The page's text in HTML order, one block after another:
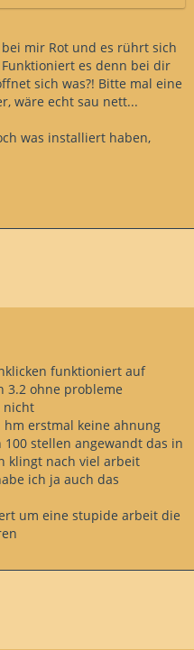
mir Rot und es rührt sich
es denn bei dir
sich was?! Bitte mal eine
wäre echt sau nett...
was installiert haben,
funktioniert auf
3.2 ohne probleme
nicht
erstmal keine ahnung
stellen angewandt das in
klingt nach viel arbeit
ich ja auch das
um eine stupide arbeit die